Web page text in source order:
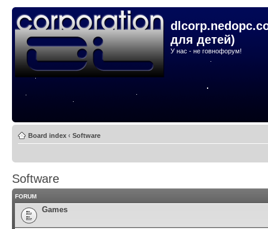
для детей)
У нас - не говнофорум!
Board index ‹ Software
Software
FORUM
Games